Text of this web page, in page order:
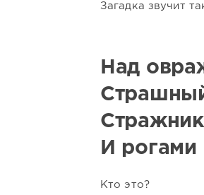
Загадка звучит
Над
Стражник
И рогами
Кто это?